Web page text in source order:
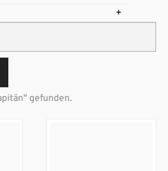
gefunden.